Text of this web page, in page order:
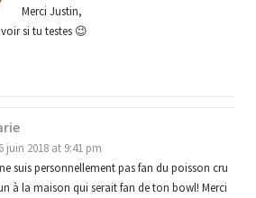
Merci Justin,
si tu testes 😉
6 juin 2018 at 9:41 pm
suis personnellement pas fan du poisson cru
à la maison qui serait fan de ton bowl! Merci